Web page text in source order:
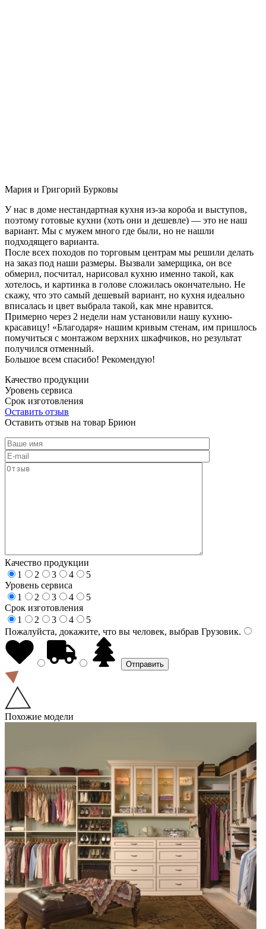
Мария и Григорий Бурковы
У нас в доме нестандартная кухня из-за короба и выступов,
поэтому готовые кухни (хоть они и дешевле) — это не наш
вариант. Мы с мужем много где были, но не нашли
подходящего варианта.
После всех походов по торговым центрам мы решили делать
на заказ под наши размеры. Вызвали замерщика, он все
обмерил, посчитал, нарисовал кухню именно такой, как
хотелось, и картинка в голове сложилась окончательно. Не
скажу, что это самый дешевый вариант, но кухня идеально
вписалась и цвет выбрала такой, как мне нравится.
Примерно через 2 недели нам установили нашу кухню-
красавицу! «Благодаря» нашим кривым стенам, им пришлось
помучиться с монтажом верхних шкафчиков, но результат
получился отменный.
Большое всем спасибо! Рекомендую!
Качество продукции
Уровень сервиса
Срок изготовления
Оставить отзыв
Оставить отзыв на товар Бриюн
Качество продукции
1
2 3 4
5
Уровень сервиса
1
2 3 4
5
Срок изготовления
1
2 3 4
5
Пожалуйста, докажите, что вы человек, выбрав Грузовик.
Похожие модели